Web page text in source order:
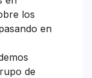
los
en
de